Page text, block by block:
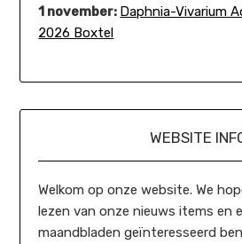
1 november: Daphnia-Vivarium
2026 Boxtel
WEBSITE
Welkom op onze website. We
lezen van onze nieuws items en
maandbladen geïnteresseerd